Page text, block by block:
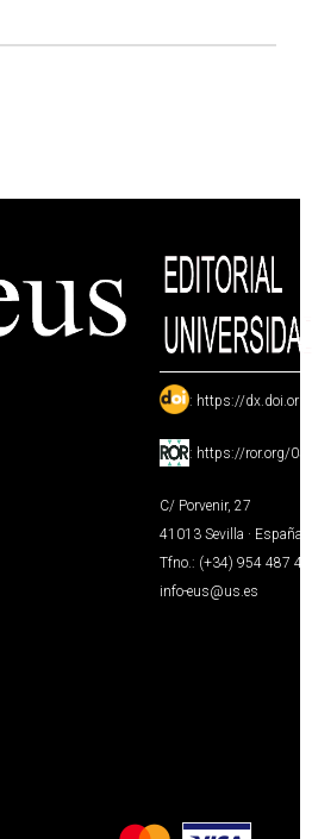
: https://
: https://ror.org/
C/ Porvenir, 27
41013 Sevilla · España
Tfno.: (+34) 954 487
info-eus@us.es